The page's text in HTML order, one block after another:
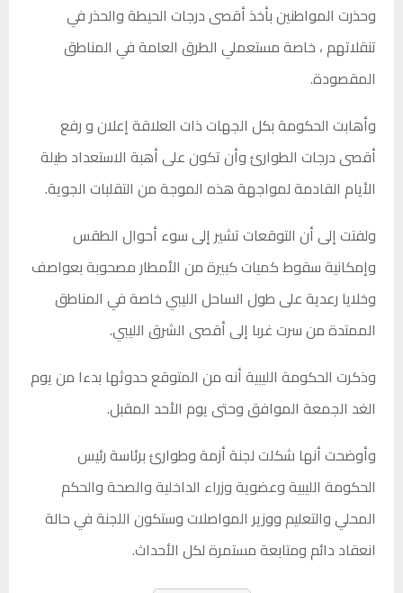
وحذرت المواطنين بأخذ أقصى درجات الحيطة والحذر في
تنقلاتهم ، خاصة مستعملي الطرق العامة في المناطق
المقصودة.
وأهابت الحكومة بكل الجهات ذات العلاقة إعلان و رفع
أقصى درجات الطوارئ وأن تكون على أهبة الاستعداد طيلة
الأيام القادمة لمواجهة هذه الموجة من التقلبات الجوية.
ولفتت إلى أن التوقعات تشير إلى سوء أحوال الطقس
وإمكانية سقوط كميات كبيرة من الأمطار مصحوبة بعواصف
وخلايا رعدية على طول الساحل الليبي خاصة في المناطق
الممتدة من سرت غربا إلى أقصى الشرق الليبي.
وذكرت الحكومة الليبية أنه من المتوقع حدوثها بدءا من يوم
الغد الجمعة الموافق وحتى يوم الأحد المقبل.
وأوضحت أنها شكلت لجنة أزمة وطوارئ برئاسة رئيس
الحكومة الليبية وعضوية وزراء الداخلية والصحة والحكم
المحلي والتعليم ووزير المواصلات وستكون اللجنة في حالة
انعقاد دائم ومتابعة مستمرة لكل الأحداث.